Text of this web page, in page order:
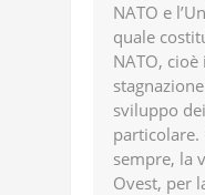
NATO e
quale
NATO,
sviluppo
particolare.
sempre, la
Ovest, per